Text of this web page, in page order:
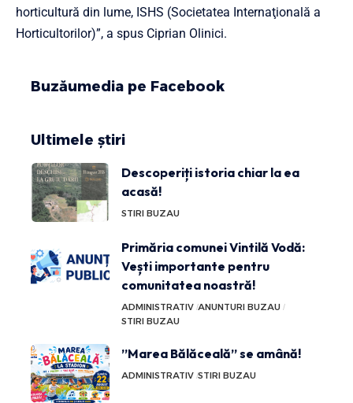
horticultură din lume, ISHS (Societatea Internaţională a
Horticultorilor)”, a spus Ciprian Olinici.
Buzăumedia pe Facebook
Ultimele știri
Descoperiți istoria chiar la ea
acasă!
STIRI BUZAU
Primăria comunei Vintilă Vodă:
Vești importante pentru
comunitatea noastră!
ADMINISTRATIV ANUNTURI BUZAU
STIRI BUZAU
”Marea Bălăceală” se amână!
ADMINISTRATIV STIRI BUZAU